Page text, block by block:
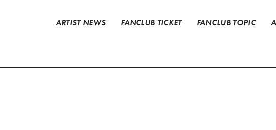
ARTIST NEWS FANCLUB TICKET FANCLUB TOPIC